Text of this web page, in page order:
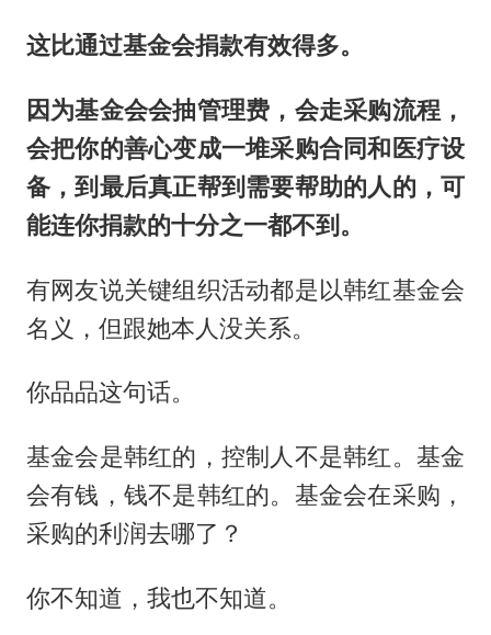
这比通过基金会捐款有效得多。
因为基金会会抽管理费，会走采购流程，
会把你的善心变成一堆采购合同和医疗设
备，到最后真正帮到需要帮助的人的，可
能连你捐款的十分之一都不到。
有网友说关键组织活动都是以韩红基金会
名义，但跟她本人没关系。
你品品这句话。
基金会是韩红的，控制人不是韩红。基金
会有钱，钱不是韩红的。基金会在采购，
采购的利润去哪了？
你不知道，我也不知道。